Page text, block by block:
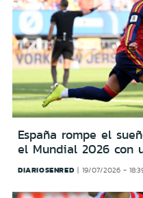
España rompe el
el Mundial 2026 con
DIARIOSENRED 19/07/2026 -